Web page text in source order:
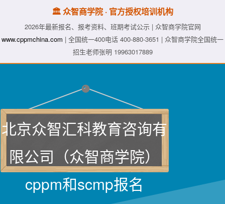
🏛️ 众智商学院 · 官方授权培训机构
2026年最新报名、报考资料、班期考试公示 | 众智商学院官网
www.cppmchina.com | 全国统一400电话 400-880-3651 | 众智商学院全国统一
招生老师张明 19963017889
北京众智汇科教育咨询有
限公司（众智商学院）
cppm和scmp报名